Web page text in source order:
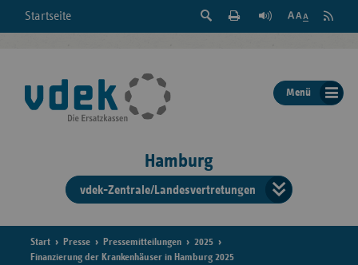
Startseite
Suche
der
Seite
Feed
Menü
Hamburg
vdek-Zentrale/Landesvertretungen
der
Start Presse Pressemitteilungen
2025
Finanzierung der Krankenhäuser in Hamburg 2025